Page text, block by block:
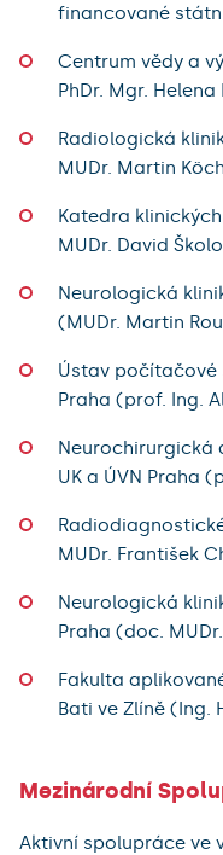
financované
Centrum vědy a
PhDr. Mgr.
Radiologická
MUDr. Martin
Katedra
MUDr. David
Neurologická
(MUDr. Martin
Ústav počítačové
Praha (prof. Ing.
Neurochirurgická
UK a ÚVN Praha
MUDr. František
Neurologická
Praha (doc. MUDr.
Fakulta
Bati ve Zlíně (Ing.
Mezinárodní
Aktivní spolupráce ve